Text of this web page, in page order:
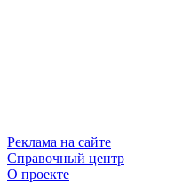
Реклама на сайте
Справочный центр
О проекте